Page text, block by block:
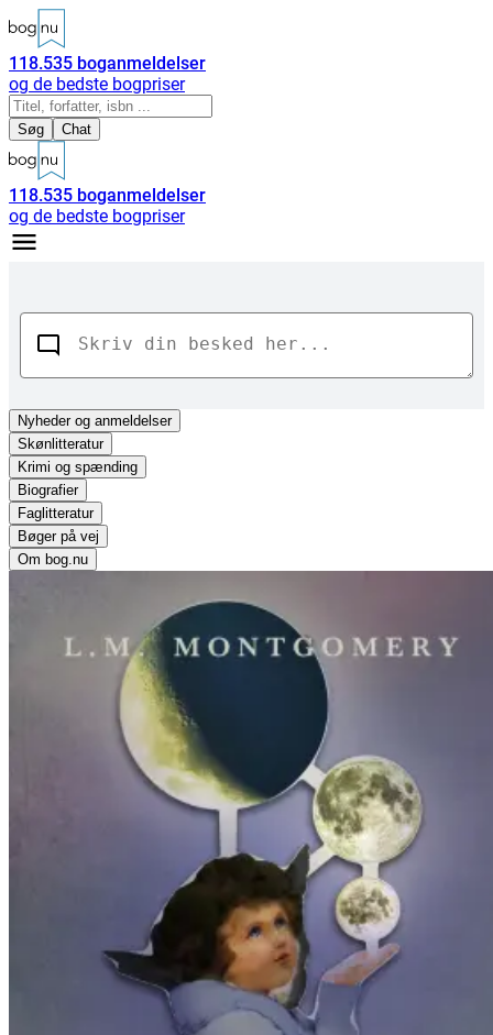
118.535 boganmeldelser
og de bedste bogpriser
Søg Chat
118.535 boganmeldelser
og de bedste bogpriser
Nyhederog anmeldelser
Skønlitteratur
Krimi og spænding
Biografier
Faglitteratur
Bøger på vej
Om bog.nu